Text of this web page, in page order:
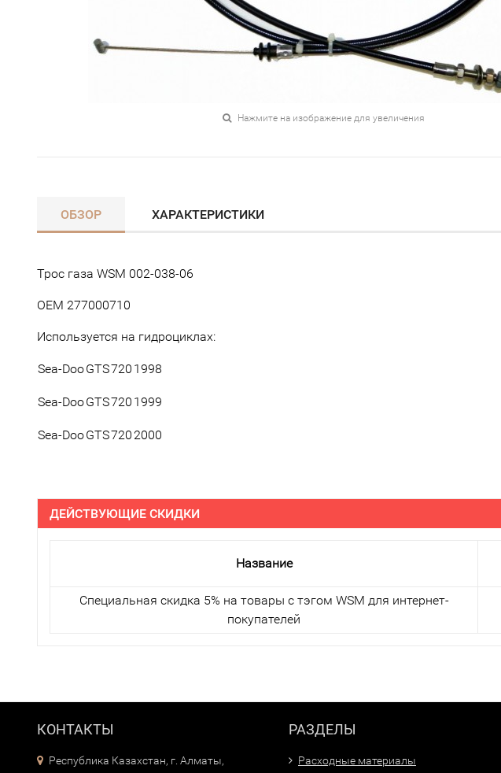
Нажмите на изображение для увеличения
ОБЗОР ХАРАКТЕРИСТИКИ
Трос газа WSM 002-038-06
OEM 277000710
Используется на гидроциклах:
Sea-DooGTS720 1998
Sea-DooGTS720 1999
Sea-DooGTS720 2000
ДЕЙСТВУЮЩИЕ СКИДКИ
Название
Специальная скидка 5% на товары с тэгом WSM для интернет-
покупателей
КОНТАКТЫ
Республика Казахстан, г. Алматы,
РАЗДЕЛЫ
Расходные материалы